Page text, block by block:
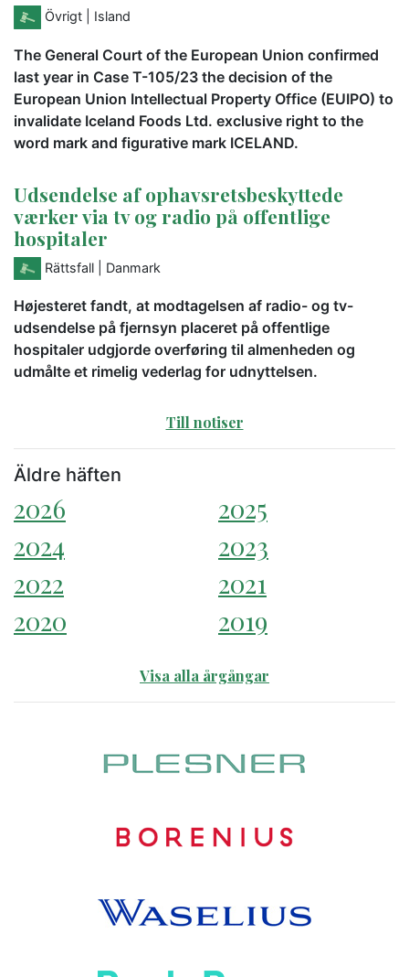
Övrigt | Island
The General Court of the European Union confirmed
last year in Case T-105/23 the decision of the
European Union Intellectual Property Office (EUIPO) to
invalidate Iceland Foods Ltd. exclusive right to the
word mark and figurative mark ICELAND.
Udsendelse af ophavsretsbeskyttede
værker via tv og radio på offentlige
hospitaler
Rättsfall | Danmark
Højesteret fandt, at modtagelsen af radio- og tv-
udsendelse på fjernsyn placeret på offentlige
hospitaler udgjorde overføring til almenheden og
udmålte et rimelig vederlag for udnyttelsen.
Till notiser
Äldre häften
2026
2025
2024
2023
2022
2021
2020
2019
Visa alla årgångar